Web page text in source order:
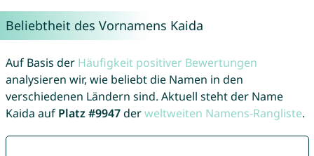
Beliebtheit des Vornamens Kaida
Auf Basis der Häufigkeit positiver Bewertungen
analysieren wir, wie beliebt die Namen in den
verschiedenen Ländern sind. Aktuell steht der Name
Kaida auf Platz #9947derweltweiten Namens-Rangliste.